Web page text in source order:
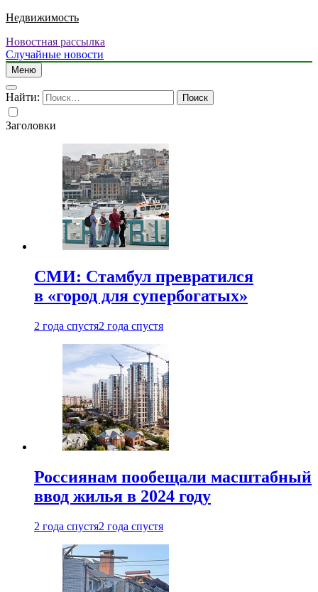
Недвижимость
Новостная рассылка
Случайные новости
Меню
Найти:
Заголовки
СМИ: Стамбул превратился
в «город для супербогатых»
2 года спустя2 года спустя
Россиянам пообещали масштабный
ввод жилья в 2024 году
2 года спустя2 года спустя